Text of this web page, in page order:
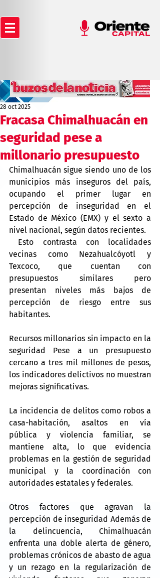
Fracasa Chimalhuacán en
seguridad pese a
millonario presupuesto
28 oct 2025
Chimalhuacán sigue siendo uno de los
municipios más inseguros del país,
ocupando el primer lugar en
percepción de inseguridad en el
Estado de México (EMX) y el sexto a
nivel nacional, según datos recientes.
vecinas como Nezahualcóyotl y
Texcoco, que cuentan con
presupuestos similares pero
presentan niveles más bajos de
percepción de riesgo entre sus
habitantes.
Recursos millonarios sin impacto en la
seguridad Pese a un presupuesto
cercano a tres mil millones de pesos,
los indicadores delictivos no muestran
mejoras significativas.
La incidencia de delitos como robos a
casa-habitación, asaltos en vía
pública y violencia familiar, se
mantiene alta, lo que evidencia
problemas en la gestión de seguridad
municipal y la coordinación con
autoridades estatales y federales.
Otros factores que agravan la
percepción de inseguridad Además de
la delincuencia, Chimalhuacán
enfrenta una doble alerta de género,
problemas crónicos de abasto de agua
y un rezago en la regularización de